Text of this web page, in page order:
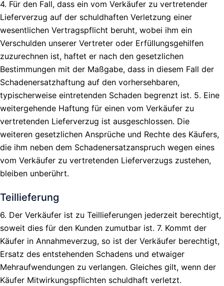
4. Für den Fall, dass ein vom Verkäufer zu vertretender
Lieferverzug auf der schuldhaften Verletzung einer
wesentlichen Vertragspflicht beruht, wobei ihm ein
Verschulden unserer Vertreter oder Erfüllungsgehilfen
zuzurechnen ist, haftet er nach den gesetzlichen
Bestimmungen mit der Maßgabe, dass in diesem Fall der
Schadenersatzhaftung auf den vorhersehbaren,
typischerweise eintretenden Schaden begrenzt ist. 5. Eine
weitergehende Haftung für einen vom Verkäufer zu
vertretenden Lieferverzug ist ausgeschlossen. Die
weiteren gesetzlichen Ansprüche und Rechte des Käufers,
die ihm neben dem Schadenersatzanspruch wegen eines
vom Verkäufer zu vertretenden Lieferverzugs zustehen,
bleiben unberührt.
Teillieferung
6. Der Verkäufer ist zu Teillieferungen jederzeit berechtigt,
soweit dies für den Kunden zumutbar ist. 7. Kommt der
Käufer in Annahmeverzug, so ist der Verkäufer berechtigt,
Ersatz des entstehenden Schadens und etwaiger
Mehraufwendungen zu verlangen. Gleiches gilt, wenn der
Käufer Mitwirkungspflichten schuldhaft verletzt.